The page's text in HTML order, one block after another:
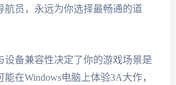
航员，永远为你选择最畅通的道
设备兼容性决定了你的游戏场景是
在Windows电脑上体验3A大作，